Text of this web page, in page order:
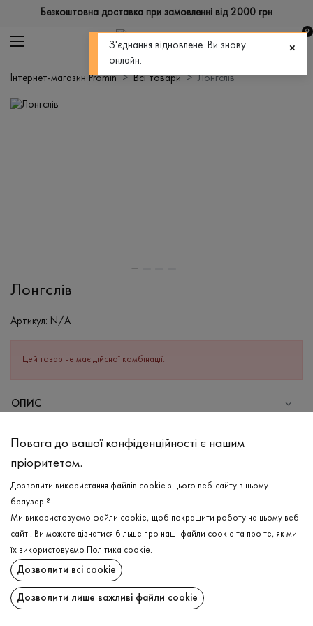
Безкоштовна доставка при замовленні від 2000 грн
0
Інтернет-магазин Promin Всі товари Лонгслів
Лонгслів
Артикул: N/A
Цей товар не має дійсної комбінації.
ОПИС
Бавовна - 95%, Еластан - 5%
Прання в холодній воді (до 30 ° C)
Відбілювання заборонено
Прасувати при середній температурі
Щадний віджим і сушка
Щадна хімчистка
ДОСТАВКА
ПОВЕРНЕННЯ
Повага до вашої конфіденційності є нашим
пріоритетом.
Дозволити використання файлів cookie з цього веб-сайту в цьому
браузері?
Ми використовуємо файли cookie, щоб покращити роботу на цьому веб-
сайті. Ви можете дізнатися більше про наші файли cookie та про те, як ми
їх використовуємо
Політика cookie.
Дозволити всі cookie
Дозволити лише важливі файли cookie
З'єднання відновлене. Ви знову
онлайн.